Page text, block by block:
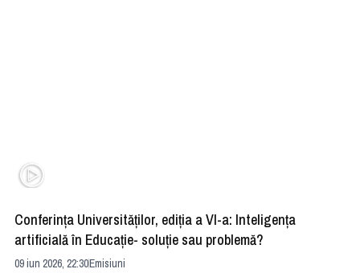
Conferința Universităților, ediția a VI-a: Inteligența
artificială în Educație- soluție sau problemă?
09 iun 2026, 22:30Emisiuni